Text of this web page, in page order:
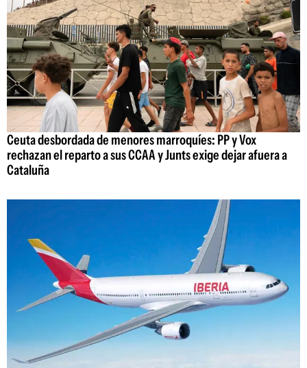
Ceuta desbordada de menores marroquíes: PP y Vox
rechazan el reparto a sus CCAA y Junts exige dejar afuera a
Cataluña